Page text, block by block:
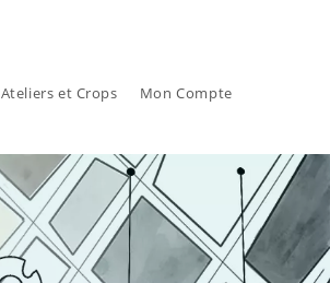
Ateliers et Crops Mon Compte